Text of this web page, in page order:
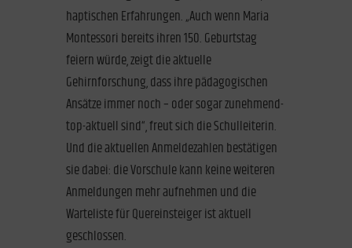
haptischen Erfahrungen. „Auch wenn Maria
Montessori bereits ihren 150. Geburtstag
feiern würde, zeigt die aktuelle
Gehirnforschung, dass ihre pädagogischen
Ansätze immer noch – oder sogar zunehmend-
top-aktuell sind“, freut sich die Schulleiterin.
Und die aktuellen Anmeldezahlen bestätigen
sie dabei: die Vorschule kann keine weiteren
Anmeldungen mehr aufnehmen und die
Warteliste für Quereinsteiger ist aktuell
geschlossen.